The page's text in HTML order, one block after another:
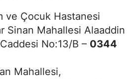
ve Çocuk Hastanesi
Sinan Mahallesi Alaaddin
No:13/B – 0344
Mahallesi,